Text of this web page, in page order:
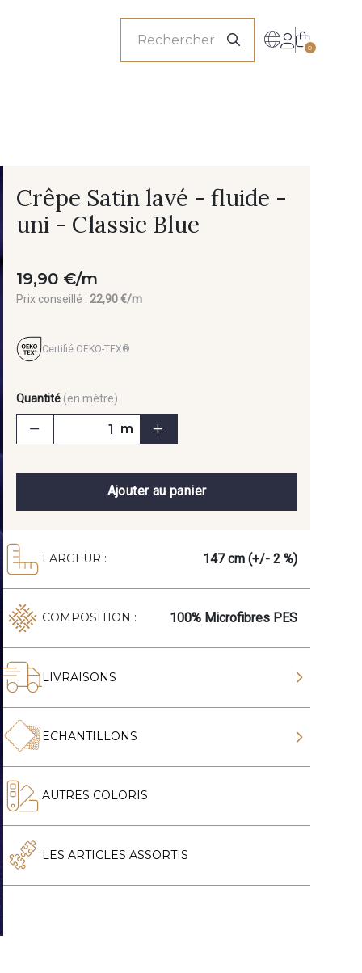
0
Crêpe Satin lavé - fluide -
uni - Classic Blue
19,90 €/m
Prix conseillé : 22,90 €/m
Certifié OEKO-TEX®
Quantité (en mètre)
m
Ajouter au panier
LARGEUR : 147 cm (+/- 2 %)
COMPOSITION : 100% Microfibres PES
LIVRAISONS
ECHANTILLONS
AUTRES COLORIS
LES ARTICLES ASSORTIS